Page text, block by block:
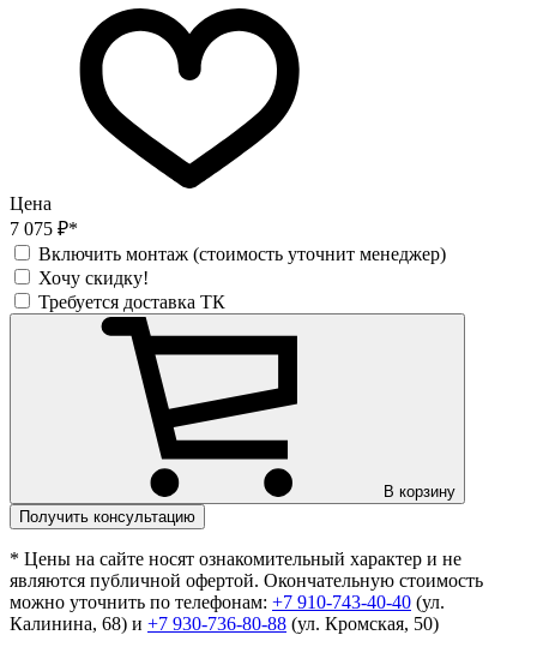
Цена
7 075 ₽*
Включить монтаж (стоимость уточнит менеджер)
Хочу скидку!
Требуется доставка ТК
В корзину
Получить консультацию
* Цены на сайте носят ознакомительный характер и не
являются публичной офертой. Окончательную стоимость
можно уточнить по телефонам: +7 910-743-40-40 (ул.
Калинина, 68) и +7 930-736-80-88 (ул. Кромская, 50)